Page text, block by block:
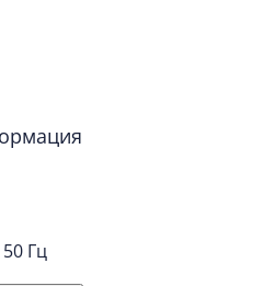
Гц